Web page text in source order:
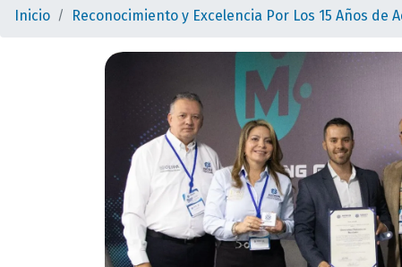
Inicio Reconocimiento y Excelencia Por Los 15 Años de